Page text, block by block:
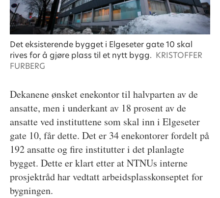
Det eksisterende bygget i Elgeseter gate 10 skal
rives for å gjøre plass til et nytt bygg. KRISTOFFER
FURBERG
Dekanene ønsket enekontor til halvparten av de
ansatte, men i underkant av 18 prosent av de
ansatte ved instituttene som skal inn i Elgeseter
gate 10, får dette. Det er 34 enekontorer fordelt på
192 ansatte og fire institutter i det planlagte
bygget. Dette er klart etter at NTNUs interne
prosjektråd har vedtatt arbeidsplasskonseptet for
bygningen.